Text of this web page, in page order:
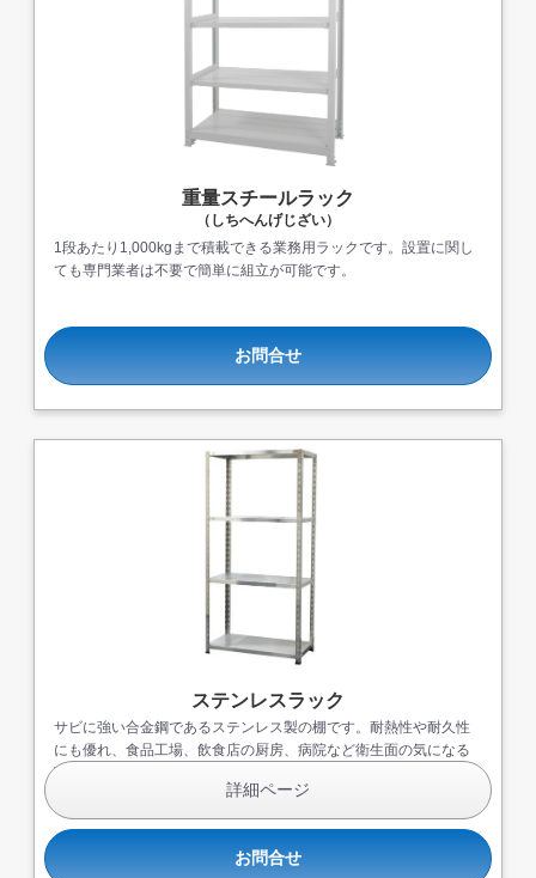
重量スチールラック
（しちへんげじざい）
1段あたり1,000kgまで積載できる業務用ラックです。設置に関し
ても専門業者は不要で簡単に組立が可能です。
お問合せ
ステンレスラック
サビに強い合金鋼であるステンレス製の棚です。耐熱性や耐久性
にも優れ、食品工場、飲食店の厨房、病院など衛生面の気になる
環境で導入されています。
詳細ページ
お問合せ